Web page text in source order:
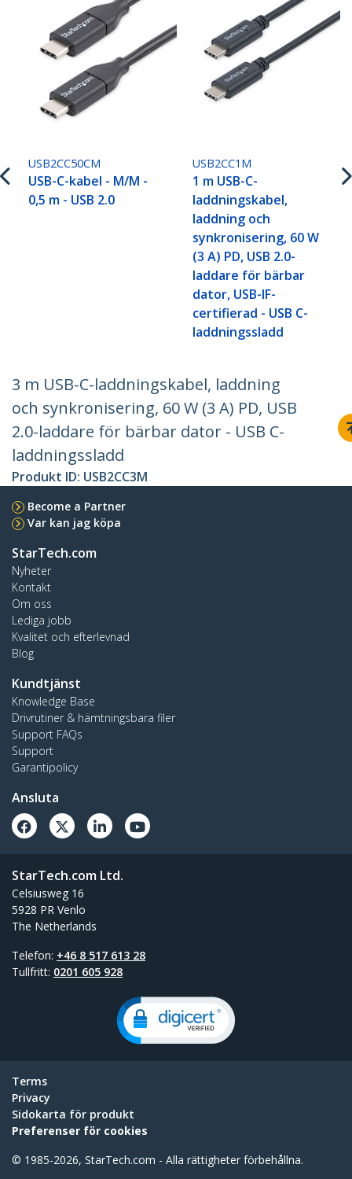
USB2CC50CM
USB-C-kabel - M/M -
0,5 m - USB 2.0
USB2CC1M
1 m USB-C-
laddningskabel,
laddning och
synkronisering, 60 W
(3 A) PD, USB 2.0-
laddare för bärbar
dator, USB-IF-
certifierad - USB C-
laddningssladd
3 m USB-C-laddningskabel, laddning
och synkronisering, 60 W (3 A) PD, USB
2.0-laddare för bärbar dator - USB C-
laddningssladd
Produkt ID: USB2CC3M
Become a Partner
Var kan jag köpa
StarTech.com
Nyheter
Kontakt
Om oss
Lediga jobb
Kvalitet och efterlevnad
Blog
Kundtjänst
Knowledge Base
Drivrutiner & hämtningsbara filer
Support FAQs
Support
Garantipolicy
Ansluta
StarTech.com Ltd.
Celsiusweg 16
5928 PR Venlo
The Netherlands
Telefon: +46 8 517 613 28
Tullfritt: 0201 605 928
Terms
Privacy
Sidokarta för produkt
Preferenser för cookies
© 1985-2026, StarTech.com - Alla rättigheter förbehållna.